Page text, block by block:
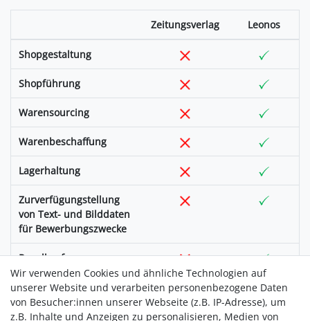
Zeitungsverlag Leonos
Shopgestaltung
Shopführung
Warensourcing
Warenbeschaffung
Lagerhaltung
Zurverfügungstellung
von Text- und Bilddaten
für Bewerbungszwecke
Regelkonforme
Abwicklung gemäß
gesetzlicher Vorgaben
Versand an den
Wir verwenden Cookies und ähnliche Technologien auf
unserer Website und verarbeiten personenbezogene Daten
von Besucher:innen unserer Webseite (z.B. IP-Adresse), um
z.B. Inhalte und Anzeigen zu personalisieren, Medien von